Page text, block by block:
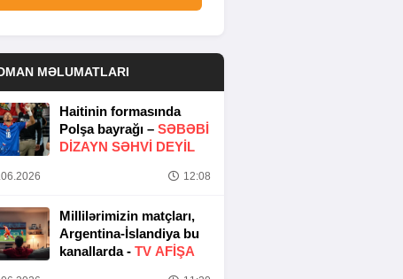
MƏLUMATLARI
Haitinin formasında
Polşa bayrağı – SƏBƏBI
DIZAYN SƏHVI DEYIL
12:08
Millilərimizin matçları,
Argentina-İslandiya bu
kanallarda - TV AFİŞA